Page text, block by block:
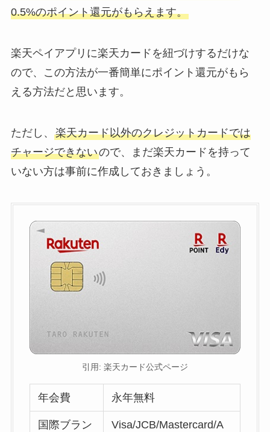
0.5%のポイント還元がもらえます。
楽天ペイアプリに楽天カードを紐づけするだけな
ので、この方法が一番簡単にポイント還元がもら
える方法だと思います。
ただし、 楽天カード以外のクレジットカードでは
チャージできないので、まだ楽天カードを持って
いない方は事前に作成しておきましょう。
引用: 楽天カード公式ページ
年会費 永年無料
国際ブラン
Visa/JCB/Mastercard/A